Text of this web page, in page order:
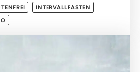
INTERVALLFASTEN